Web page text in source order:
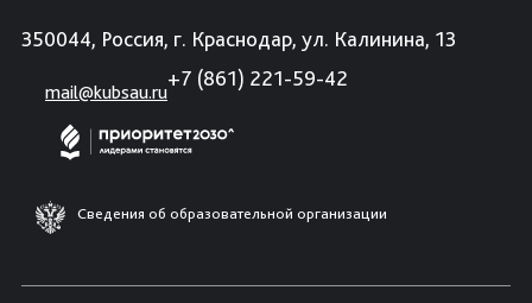
350044, Россия, г. Краснодар, ул. Калинина, 13
mail@kubsau.ru
+7 (861) 221-59-42
Сведения об образовательной организации